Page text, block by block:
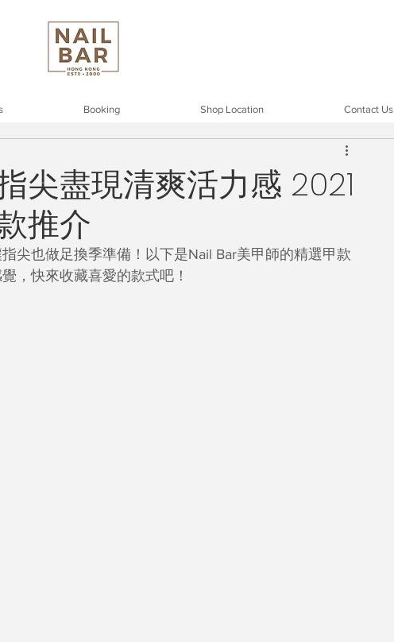
Booking Shop Location Contact Us
尖盡現清爽活力感 2021
推介
尖也做足換季準備！以下是Nail Bar美甲師的精選甲款
，快來收藏喜愛的款式吧！